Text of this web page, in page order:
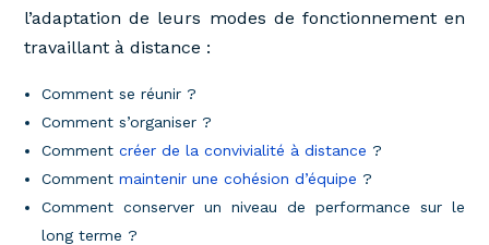
l’adaptation de leurs modes de fonctionnement en
travaillant à distance :
Comment se réunir ?
Comment s’organiser ?
Commentcréer de la convivialité à distance ?
Commentmaintenir une cohésion d’équipe ?
Comment conserver un niveau de performance sur le
long terme ?